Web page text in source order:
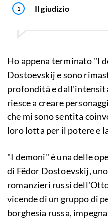
Il giudizio
Ho appena terminato "I
Dostoevskij e sono
profondità e
riesce a creare
che mi sono sentita
loro lotta per il potere e
"I demoni" è una delle
di Fëdor Dostoevskij,
romanzieri russi
vicende di un gruppo di
borghesia russa,